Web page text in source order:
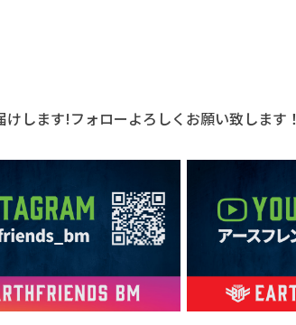
します!フォローよろしくお願い致します！